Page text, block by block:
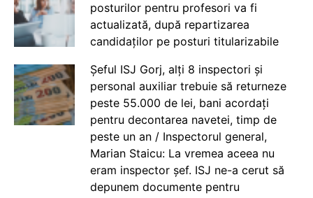
posturilor pentru profesori va fi
actualizată, după repartizarea
candidaților pe posturi titularizabile
Șeful ISJ Gorj, alți 8 inspectori și
personal auxiliar trebuie să returneze
peste 55.000 de lei, bani acordați
pentru decontarea navetei, timp de
peste un an / Inspectorul general,
Marian Staicu: La vremea aceea nu
eram inspector șef. ISJ ne-a cerut să
depunem documente pentru